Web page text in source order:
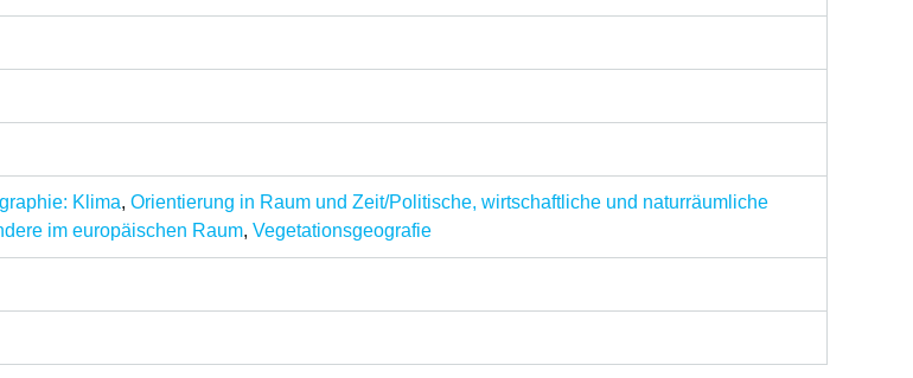
Klima,Orientierung in Raum und Zeit/Politische, wirtschaftliche und naturräumliche
im europäischen Raum,Vegetationsgeografie